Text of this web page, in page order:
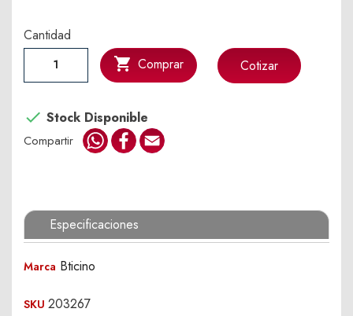
Cantidad
 Comprar
 Stock Disponible
Cotizar
Compartir WhatsApp
Facebook
Especificaciones
Marca Bticino
SKU 203267